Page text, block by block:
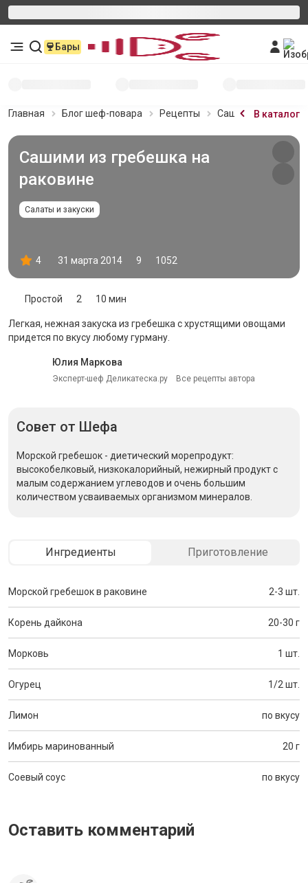
Бары
Главная Блог шеф-повара Рецепты Сашими изВ каталог
Сашими из гребешка на
раковине
Салаты и закуски
4 31 марта 2014 9 1052
Простой 2 10 мин
Легкая, нежная закуска из гребешка с хрустящими овощами
придется по вкусу любому гурману.
Юлия Маркова
Эксперт-шеф Деликатеска.ру Все рецепты автора
Совет от Шефа
Морской гребешок - диетический морепродукт:
высокобелковый, низкокалорийный, нежирный продукт с
малым содержанием углеводов и очень большим
количеством усваиваемых организмом минералов.
Ингредиенты Приготовление
Морской гребешок в раковине 2-3 шт.
Корень дайкона 20-30 г
Морковь 1 шт.
Огурец 1/2 шт.
Лимон по вкусу
Имбирь маринованный 20 г
Соевый соус по вкусу
Оставить комментарий